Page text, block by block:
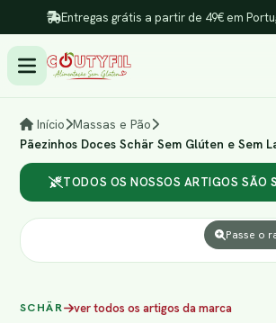
Entregas grátis a partir de 49€ em
Início Massas e Pão
Pãezinhos Doces Schär Sem Glúten e Sem
TODOS OS NOSSOS ARTIGOS SÃO
Passe o
SCHÄR ver todos os artigos da marca